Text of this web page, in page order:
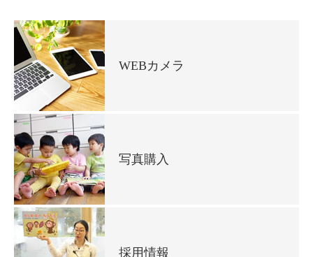
WEBカメラ
写真購入
採用情報